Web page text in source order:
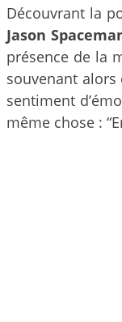
Découvrant la
Jason
présence de la
souvenant alors
sentiment
même chose :